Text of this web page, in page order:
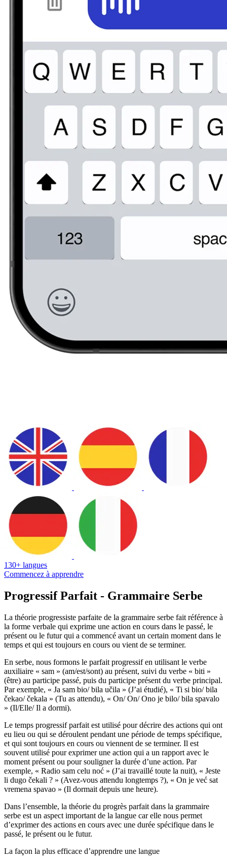
130+ langues
Commencez à apprendre
Progressif Parfait - Grammaire Serbe
La théorie progressiste parfaite de la grammaire serbe fait référence à
la forme verbale qui exprime une action en cours dans le passé, le
présent ou le futur qui a commencé avant un certain moment dans le
temps et qui est toujours en cours ou vient de se terminer.
En serbe, nous formons le parfait progressif en utilisant le verbe
auxiliaire « sam » (am/est/sont) au présent, suivi du verbe « biti »
(être) au participe passé, puis du participe présent du verbe principal.
Par exemple, « Ja sam bio/ bila učila » (J’ai étudié), « Ti si bio/ bila
čekao/ čekala » (Tu as attendu), « On/ On/ Ono je bilo/ bila spavalo
» (Il/Elle/ Il a dormi).
Le temps progressif parfait est utilisé pour décrire des actions qui ont
eu lieu ou qui se déroulent pendant une période de temps spécifique,
et qui sont toujours en cours ou viennent de se terminer. Il est
souvent utilisé pour exprimer une action qui a un rapport avec le
moment présent ou pour souligner la durée d’une action. Par
exemple, « Radio sam celu noć » (J’ai travaillé toute la nuit), « Jeste
li dugo čekali ? » (Avez-vous attendu longtemps ?), « On je već sat
vremena spavao » (Il dormait depuis une heure).
Dans l’ensemble, la théorie du progrès parfait dans la grammaire
serbe est un aspect important de la langue car elle nous permet
d’exprimer des actions en cours avec une durée spécifique dans le
passé, le présent ou le futur.
La façon la plus efficace d’apprendre une langue